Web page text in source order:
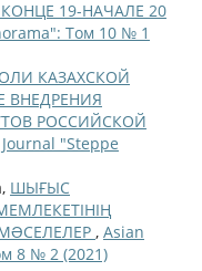
19-НАЧАЛЕ 20
Том 10 № 1
КАЗАХСКОЙ
ВНЕДРЕНИЯ
РОССИЙСКОЙ
"Steppe
ШЫҒЫС
, Asian
8 № 2 (2021)